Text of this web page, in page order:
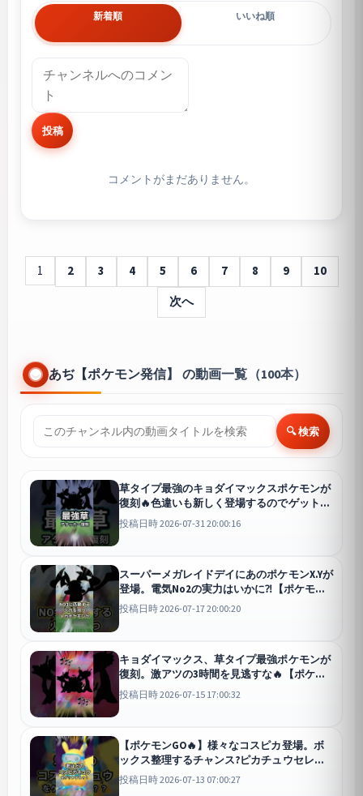
新着順 いいね順
投稿
コメントがまだありません。
1 2 3 4 5 6 7 8 9
10
次へ
あぢ【ポケモン発信】 の動画一覧（100本）
🔍 検索
草タイプ最強のキョダイマックスポケモンが
復刻🔥色違いも新しく登場するのでゲットせ
よ！ #ポケモン #ポケモンgo #shorts
投稿日時 2026-07-31 20:00:16
スーパーメガレイドデイにあのポケモンX.Yが
登場。電気No2の実力はいかに⁈【ポケモン
GO】 #ポケモンgo #ポケモン #shorts
投稿日時 2026-07-17 20:00:20
キョダイマックス、草タイプ最強ポケモンが
復刻。激アツの3時間を見逃すな🔥【ポケモ
ンGO】 #ポケモン #ポケモンgo #shorts
投稿日時 2026-07-15 17:00:32
【ポケモンGO🔥】様々なコスピカ登場。ボ
ックス整理するチャンス?ピカチュウセレブ
レーションイベントがくるッ！ #ポケモン #
ポケモンgo #shorts
投稿日時 2026-07-13 07:00:27